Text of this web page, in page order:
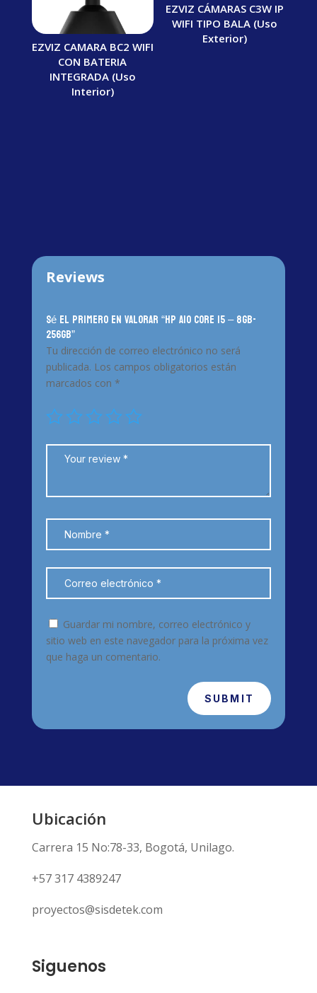
EZVIZ CAMARA BC2 WIFI
CON BATERIA
INTEGRADA (Uso
Interior)
EZVIZ CÁMARAS C3W IP
WIFI TIPO BALA (Uso
Exterior)
Reviews
Sé el primero en valorar “HP AIO CORE i5 – 8GB-
256GB”
Tu dirección de correo electrónico no será
publicada. Los campos obligatorios están
marcados con *
Guardar mi nombre, correo electrónico y
sitio web en este navegador para la próxima vez
que haga un comentario.
SUBMIT
Ubicación
Carrera 15 No:78-33, Bogotá, Unilago.
+57 317 4389247
proyectos@sisdetek.com
Siguenos